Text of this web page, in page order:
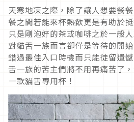
天寒地凍之際，除了讓人想要餐
餐之間若能來杯熱飲更是有助於
只是剛泡好的茶或咖啡之於一般
對貓舌一族而言卻僅是等待的開
錯過最佳入口時機而只能徒留遺
舌一族的苦主們將不用再痛苦了
一款貓舌專用杯！